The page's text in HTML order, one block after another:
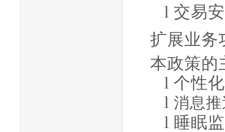
l 交易
扩展业务
本政策的
l 个性
l 消息
l 睡眠